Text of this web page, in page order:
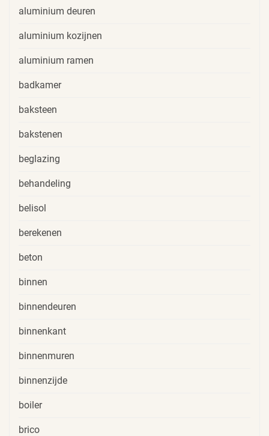
aluminium deuren
aluminium kozijnen
aluminium ramen
badkamer
baksteen
bakstenen
beglazing
behandeling
belisol
berekenen
beton
binnen
binnendeuren
binnenkant
binnenmuren
binnenzijde
boiler
brico